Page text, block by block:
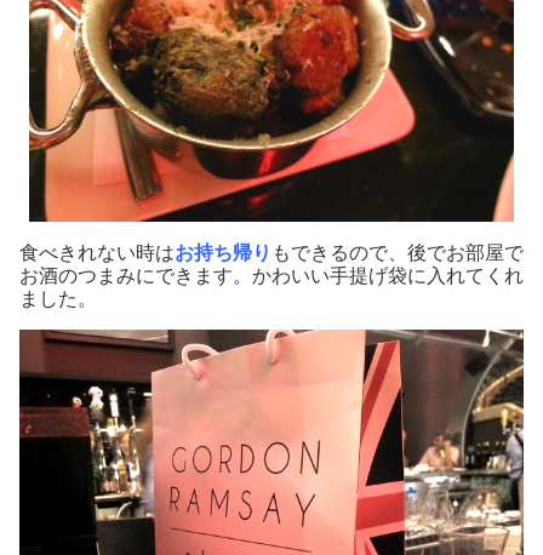
食べきれない時はお持ち帰り もできるので、後でお部屋で
お酒のつまみにできます。かわいい手提げ袋に入れてくれ
ました。